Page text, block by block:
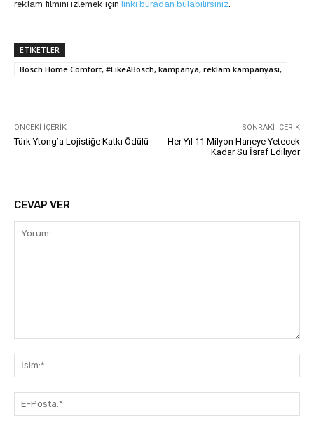
reklam filmini izlemek için linki buradan bulabilirsiniz.
ETIKETLER
Bosch Home Comfort, #LikeABosch, kampanya, reklam kampanyası,
ÖNCEKI İÇERIK
Türk Ytong’a Lojistiğe Katkı Ödülü
SONRAKI İÇERIK
Her Yıl 11 Milyon Haneye Yetecek
Kadar Su İsraf Ediliyor
CEVAP VER